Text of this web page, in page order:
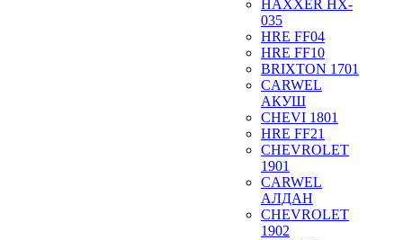
HAXXER HX-
035
HRE FF04
HRE FF10
BRIXTON 1701
CARWEL
АКУШ
CHEVI 1801
HRE FF21
CHEVROLET
1901
CARWEL
АЛДАН
CHEVROLET
1902